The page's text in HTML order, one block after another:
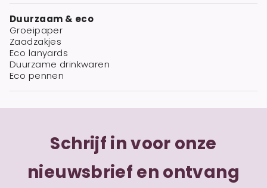
Duurzaam & eco
Groeipaper
Zaadzakjes
Eco lanyards
Duurzame drinkwaren
Eco pennen
Schrijf in voor onze
nieuwsbrief en ontvang